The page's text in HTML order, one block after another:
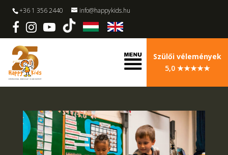
+36 1 356 2440 info@happykids.hu
Szülői vélemények
5,0 ★★★★★